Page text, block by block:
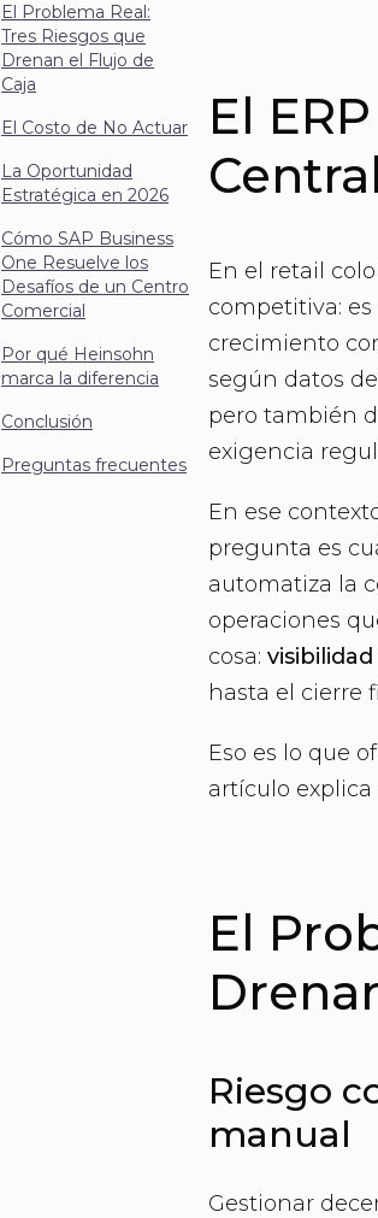
El
En el retail
competitiva:
crecimiento
según datos
pero también
exigencia
En ese
pregunta es
automatiza la
operaciones
cosa:
hasta el cierre
Eso es lo que
artículo explica
El
Riesgo
manual
Gestionar
El Problema Real:
Tres Riesgos que
Drenan el Flujo de
Caja
El Costo de No Actuar
La Oportunidad
Estratégica en 2026
Cómo SAP Business
One Resuelve los
Desafíos de un Centro
Comercial
Por qué Heinsohn
marca la diferencia
Conclusión
Preguntas frecuentes